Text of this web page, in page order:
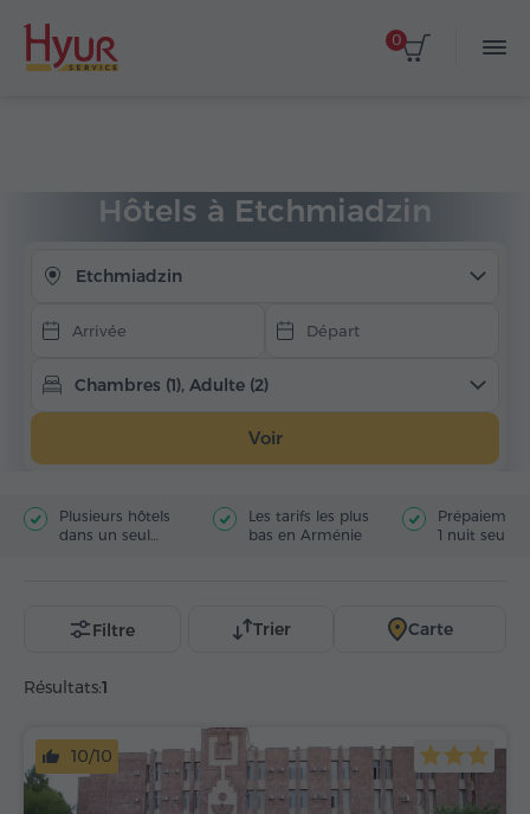
0
Hôtels à Etchmiadzin
Etchmiadzin
Chambres (1), Adulte (2)
Voir
Plusieurs hôtels
dans un seul
Les tarifs les plus
bas en Arménie
1 nuit
Résultats:1
Filtre Trier Carte
10/10